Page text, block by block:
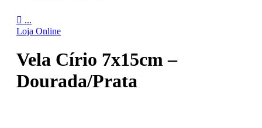
 ...
Loja Online
Vela Círio 7x15cm –
Dourada/Prata